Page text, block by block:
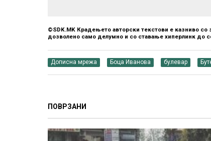
©SDK.MK Крадењето авторски текстови е казниво
дозволено само делумно и со ставање хиперлинк до
Дописна мрежа Боца Иванова булевар
ПОВРЗАНИ